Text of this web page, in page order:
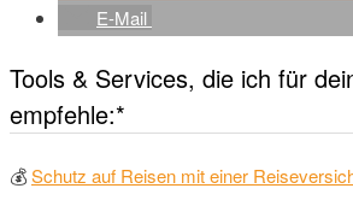
E-Mail
Tools & Services, die ich für
empfehle:*
💰Schutz auf Reisen mit einer